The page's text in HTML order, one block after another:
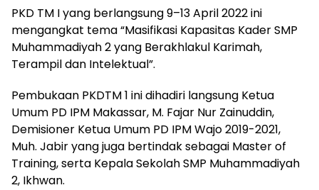
PKD TM I yang berlangsung 9–13 April 2022 ini
mengangkat tema “Masifikasi Kapasitas Kader SMP
Muhammadiyah 2 yang Berakhlakul Karimah,
Terampil dan Intelektual”.
Pembukaan PKDTM 1 ini dihadiri langsung Ketua
Umum PD IPM Makassar, M. Fajar Nur Zainuddin,
Demisioner Ketua Umum PD IPM Wajo 2019-2021,
Muh. Jabir yang juga bertindak sebagai Master of
Training, serta Kepala Sekolah SMP Muhammadiyah
2, Ikhwan.